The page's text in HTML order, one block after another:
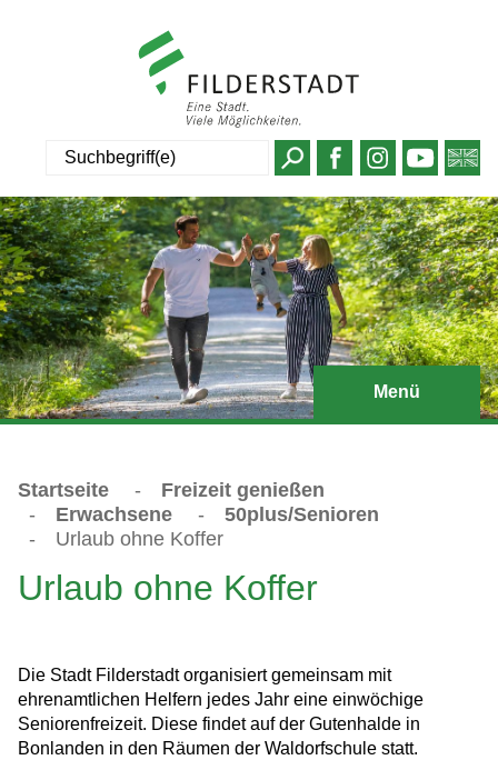
Menü
Startseite -
Freizeit genießen
-
Erwachsene -
50plus/Senioren
-
Urlaub ohne Koffer
Urlaub ohne Koffer
Die Stadt Filderstadt organisiert gemeinsam mit
ehrenamtlichen Helfern jedes Jahr eine einwöchige
Seniorenfreizeit. Diese findet auf der Gutenhalde in
Bonlanden in den Räumen der Waldorfschule statt.